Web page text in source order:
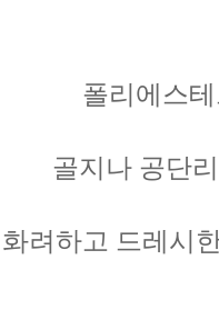
폴리에스
골지나 공단
화려하고 드레시